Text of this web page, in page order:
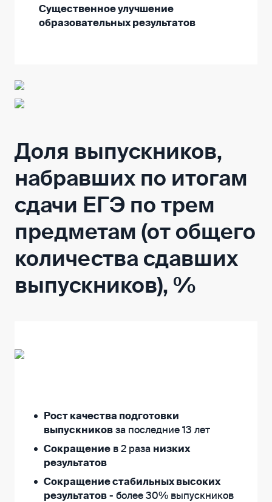
Существенное улучшение
образовательных результатов
Доля выпускников,
набравших по итогам
сдачи ЕГЭ по трем
предметам (от общего
количества сдавших
выпускников), %
Рост качества подготовки
выпускников за последние 13 лет
Сокращение в 2 раза низких
результатов
Сокращение стабильных высоких
результатов - более 30% выпускников